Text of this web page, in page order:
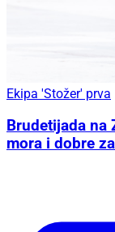
Ekipa 'Stožer' prva
Brudetijada na
mora i dobre